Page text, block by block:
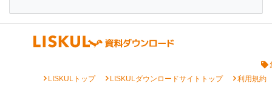
chevron_rightLISKULトップ chevron_rightLISKULダウンロードサイトトップ chevron_right利用規約